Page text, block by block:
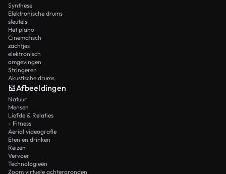
Synthese
Elektronische drums
sleutels
Het piano
Cinematisch
zachtjes
elektronisch
omgevingen
Stringeren
Akustische drums
Afbeeldingen
Natuur
Mensen
Liefde & Relaties
- Fitness
Aerial videografie
Eten en drinken
Reizen
Vervoer
Technologieën
Zoom virtuele achtergronden